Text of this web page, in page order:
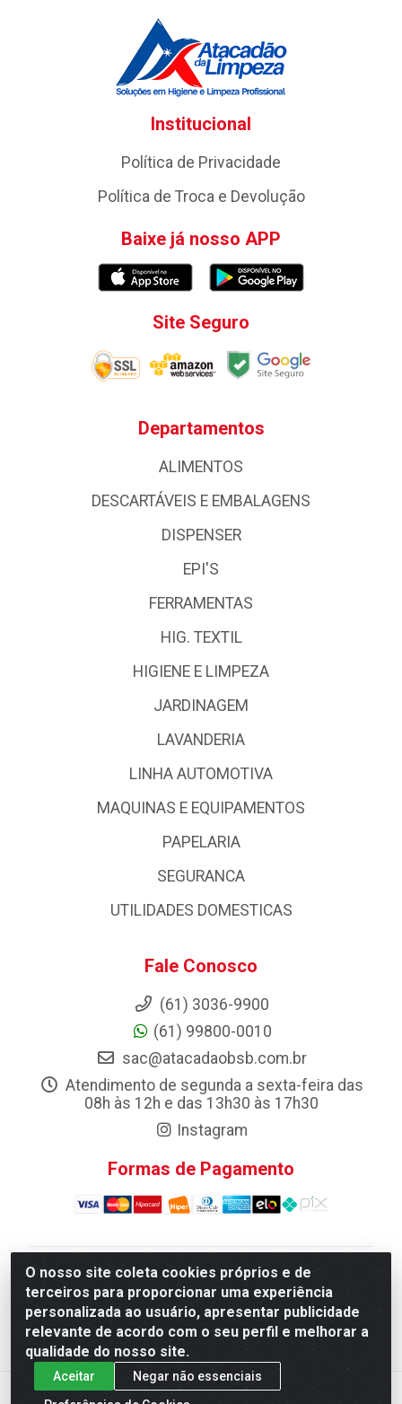
O nosso site coleta cookies próprios e de
terceiros para proporcionar uma experiência
personalizada ao usuário, apresentar publicidade
relevante de acordo com o seu perfil e melhorar a
qualidade do nosso site.
Aceitar
Negar não essenciais
Institucional
Política de Privacidade
Política de Troca e Devolução
Baixe já nosso APP
Site Seguro
Departamentos
ALIMENTOS
DESCARTÁVEIS E EMBALAGENS
DISPENSER
EPI'S
FERRAMENTAS
HIG. TEXTIL
HIGIENE E LIMPEZA
JARDINAGEM
LAVANDERIA
LINHA AUTOMOTIVA
MAQUINAS E EQUIPAMENTOS
PAPELARIA
SEGURANCA
UTILIDADES DOMESTICAS
Fale Conosco
(61) 3036-9900
(61) 99800-0010
sac@atacadaobsb.com.br
Atendimento de segunda a sexta-feira das
08h às 12h e das 13h30 às 17h30
Instagram
Formas de Pagamento
Atacadao da Limpeza F. Pereira Queiroz Comercio e
Distribuicao LTDA - Quadra Qi 10 Lotes 39 e, 41 - Setor
Industrial (Taguatinga), Brasília/DF - CEP 72.135-100 -
CNPJ 13.184.675/0001-80